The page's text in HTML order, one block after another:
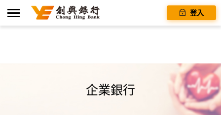
登入
企業銀行